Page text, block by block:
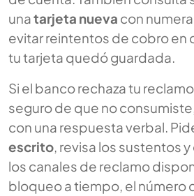
unatarjeta nueva con
evitar reintentos de cobro en
tu tarjeta quedó guardada.
Si el banco rechaza tu
seguro de que no
con una respuesta verbal.
escrito, revisa los sustentos
los canales de reclamo
bloqueo a tiempo, el número